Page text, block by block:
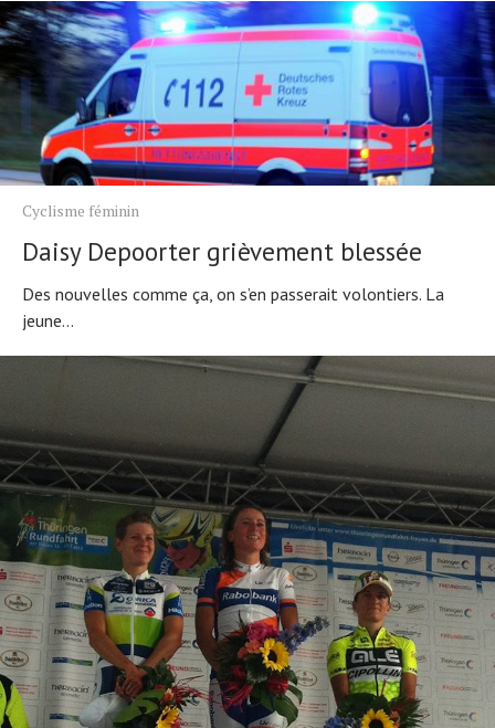
Cyclisme féminin
Daisy Depoorter grièvement blessée
Des nouvelles comme ça, on s’en passerait volontiers. La
jeune...